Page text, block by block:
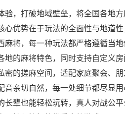
，打破地域壁垒，将全国各地
优势在于玩法的全面性与地道
将，每一种玩法都严格遵循当
的麻将特色，同时支持自定义
的搓麻空间，适配家庭聚会、
亲切自然，每一处细节都尽显
辈也能轻松玩转，真人对战公平